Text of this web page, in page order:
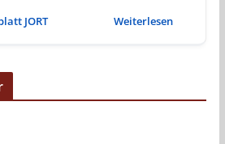
JORT Weiterlesen